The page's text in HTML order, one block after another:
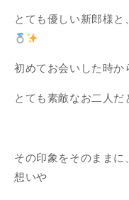
とても優しい新郎様
初めてお会いした時か
とても素敵なお二人だ
その印象をそのまま
想いや